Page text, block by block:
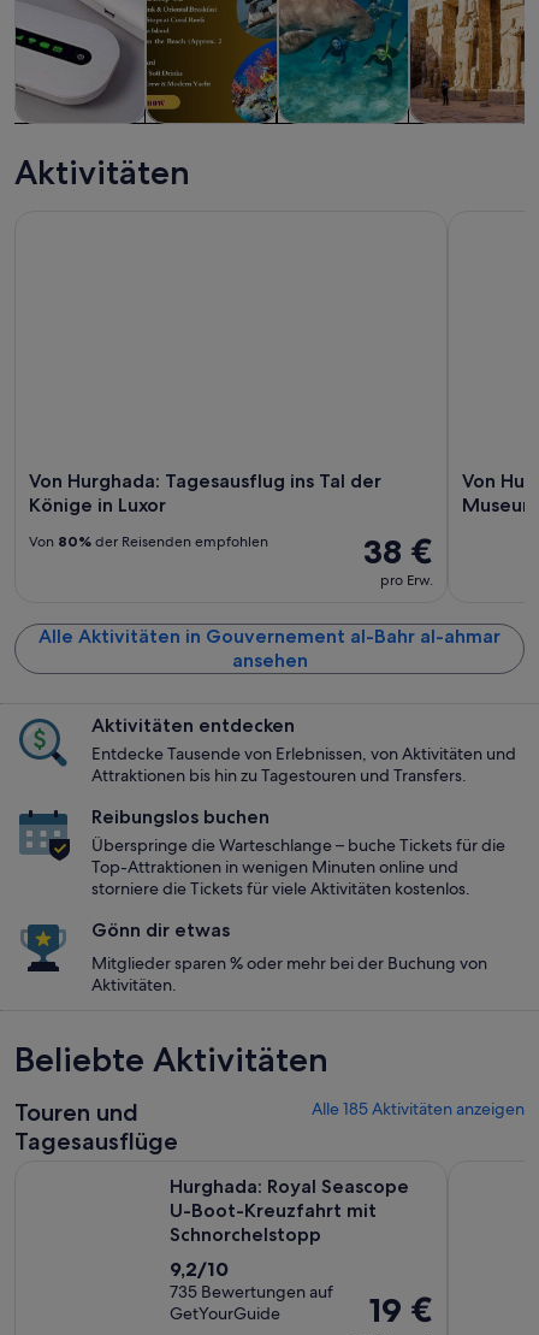
Tagesausflüge
Aktivitäten
Von Hurghada: Tagesausflug ins Tal der
Könige in Luxor
38 €
pro Erw.
Von 80% der Reisenden empfohlen
Von
Alle Aktivitäten in Gouvernement al-Bahr al-ahmar
ansehen
Aktivitäten entdecken
Entdecke Tausende von Erlebnissen, von Aktivitäten und
Attraktionen bis hin zu Tagestouren und Transfers.
Reibungslos buchen
Überspringe die Warteschlange – buche Tickets für die
Top-Attraktionen in wenigen Minuten online und
storniere die Tickets für viele Aktivitäten kostenlos.
Gönn dir etwas
Mitglieder sparen % oder mehr bei der Buchung von
Aktivitäten.
Beliebte Aktivitäten
Touren und
Tagesausflüge
Alle 185 Aktivitäten anzeigen
Hurghada: Royal Seascope
U-Boot-Kreuzfahrt mit
Schnorchelstopp
9.2
von
10,
9,2/10
735 Bewertungen auf
GetYourGuide
Der
Preis
19 €